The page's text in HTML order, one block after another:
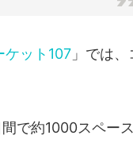
ケット107 」では、
で約1000スペー